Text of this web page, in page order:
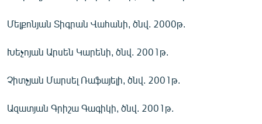
Մելքոնյան Տիգրան Վահանի, ծնվ. 2000թ.
Խեչոյան Արսեն Կարենի, ծնվ. 2001թ.
Չիտչյան Մարսել Ռաֆայելի, ծնվ. 2001թ.
Ազատյան Գրիշա Գագիկի, ծնվ. 2001թ.